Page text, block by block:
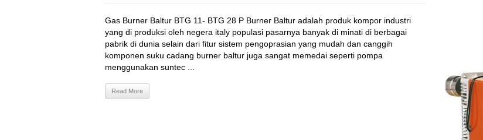
Gas Burner Baltur BTG 11- BTG 28 P Burner Baltur adalah produk kompor industri
yang di produksi oleh negera italy populasi pasarnya banyak di minati di berbagai
pabrik di dunia selain dari fitur sistem pengoprasian yang mudah dan canggih
komponen suku cadang burner baltur juga sangat memedai seperti pompa
menggunakan suntec ...
Read More